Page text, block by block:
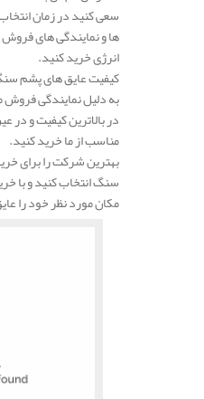
سعی کنید در زمان
ها و نمایندگی های فروش
انرژی خرید کنید.
کیفیت عایق های پشم
به دلیل نمایندگی فروش
در بالاترین کیفیت و در
مناسب از ما خرید کنید.
بهترین شرکت را برای
سنگ انتخاب کنید و با
مکان مورد نظر خود را